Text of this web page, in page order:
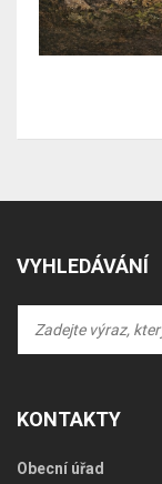
VYHLEDÁVÁNÍ
KONTAKTY
Obecní úřad